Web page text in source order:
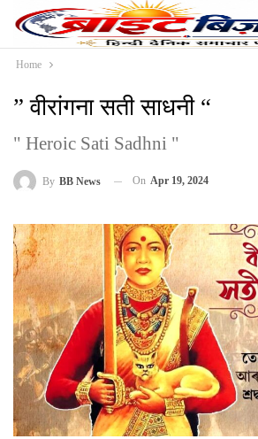
Home
” वीरांगना सती साधनी “
" Heroic Sati Sadhni "
By BB News On Apr 19, 2024